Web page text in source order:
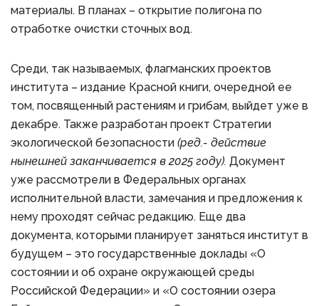
материалы. В планах – открытие полигона по
отработке очистки сточных вод.
Среди, так называемых, флагманских проектов
института – издание Красной книги, очередной ее
том, посвященный растениям и грибам, выйдет уже в
декабре. Также разработан проект Стратегии
экологической безопасности (ред.- действие
нынешней заканчивается в 2025 году). Документ
уже рассмотрели в Федеральных органах
исполнительной власти, замечания и предложения к
нему проходят сейчас редакцию. Еще два
документа, которыми планирует заняться институт в
будущем – это государственные доклады «О
состоянии и об охране окружающей среды
Российской Федерации» и «О состоянии озера